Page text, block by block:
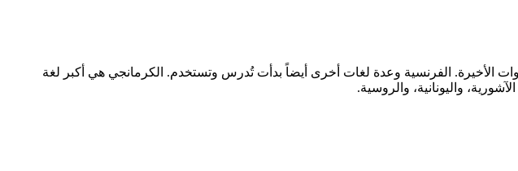
الأخيرة. الفرنسية وعدة لغات أخرى أيضاً بدأت تُدرس وتستخدم. الكرمانجي هي أكبر لغة
واليونانية، والروسية.